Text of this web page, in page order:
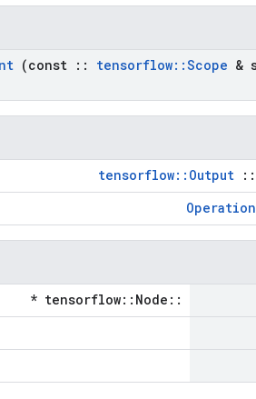
(const :: tensorflow::Scope &
::
tensorflow::Output
Operation
::tensorflow::Node *